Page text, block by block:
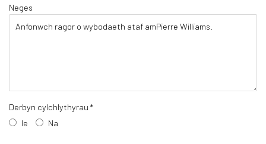
Neges
Derbyn cylchlythyrau *
Ie
Na